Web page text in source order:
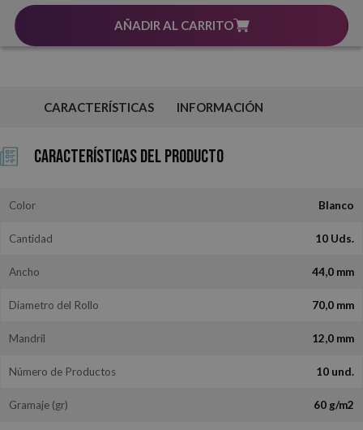
AÑADIR AL CARRITO
CARACTERÍSTICAS INFORMACIÓN
Características del Producto
Color Blanco
Cantidad 10 Uds.
Ancho 44,0 mm
Diametro del Rollo 70,0 mm
Mandril 12,0 mm
Número de Productos 10 und.
Gramaje (gr) 60 g/m2